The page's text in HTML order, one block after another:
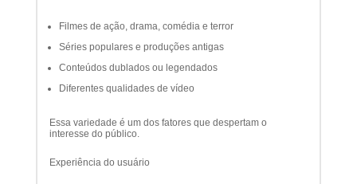
Filmes de ação, drama, comédia e terror
Séries populares e produções antigas
Conteúdos dublados ou legendados
Diferentes qualidades de vídeo
Essa variedade é um dos fatores que despertam o
interesse do público.
Experiência do usuário